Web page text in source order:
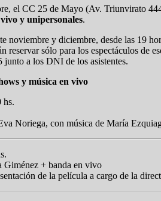
el CC 25 de Mayo (Av. Triunvirato
y unipersonales.
noviembre y diciembre, desde las 19
reservar sólo para los espectáculos de
a los DNI de los asistentes.
y música en vivo
hs.
Noriega, con música de María
Giménez + banda en vivo
de la película a cargo de la